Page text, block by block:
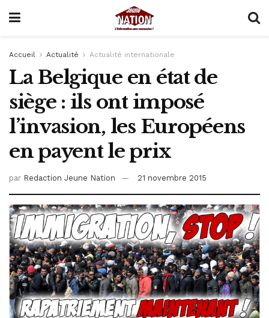
Accueil Actualité Actualité internationale
La Belgique en état de
siège : ils ont imposé
l’invasion, les Européens
en payent le prix
par Redaction Jeune Nation 21 novembre 2015